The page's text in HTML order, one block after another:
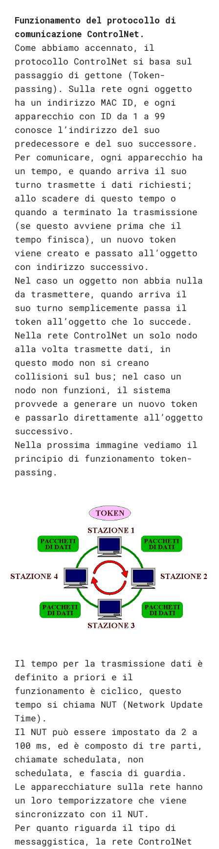
Funzionamento del protocollo di
comunicazione ControlNet.
Come abbiamo accennato, il
protocollo ControlNet si basa sul
passaggio di gettone (Token-
passing). Sulla rete ogni oggetto
ha un indirizzo MAC ID, e ogni
apparecchio con ID da 1 a 99
conosce l’indirizzo del suo
predecessore e del suo successore.
Per comunicare, ogni apparecchio ha
un tempo, e quando arriva il suo
turno trasmette i dati richiesti;
allo scadere di questo tempo o
quando a terminato la trasmissione
(se questo avviene prima che il
tempo finisca), un nuovo token
viene creato e passato all’oggetto
con indirizzo successivo.
Nel caso un oggetto non abbia nulla
da trasmettere, quando arriva il
suo turno semplicemente passa il
token all’oggetto che lo succede.
Nella rete ControlNet un solo nodo
alla volta trasmette dati, in
questo modo non si creano
collisioni sul bus; nel caso un
nodo non funzioni, il sistema
provvede a generare un nuovo token
e passarlo direttamente all’oggetto
successivo.
Nella prossima immagine vediamo il
principio di funzionamento token-
passing.
Il tempo per la trasmissione dati è
definito a priori e il
funzionamento è ciclico, questo
tempo si chiama NUT (Network Update
Time).
Il NUT può essere impostato da 2 a
100 ms, ed è composto di tre parti,
chiamate schedulata, non
schedulata, e fascia di guardia.
Le apparecchiature sulla rete hanno
un loro temporizzatore che viene
sincronizzato con il NUT.
Per quanto riguarda il tipo di
messaggistica, la rete ControlNet